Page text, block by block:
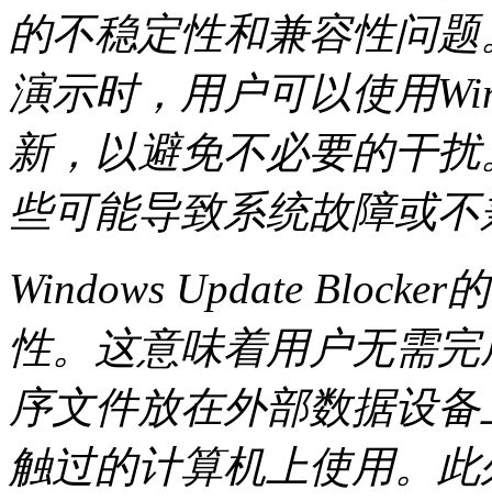
的不稳定性和兼容性问
演示时，用户可以使用
新，以避免不必要的干
些可能导致系统故障或
Windows Update Blocker
性。这意味着用户无需
序文件放在外部数据设
触过的计算机上使用。此